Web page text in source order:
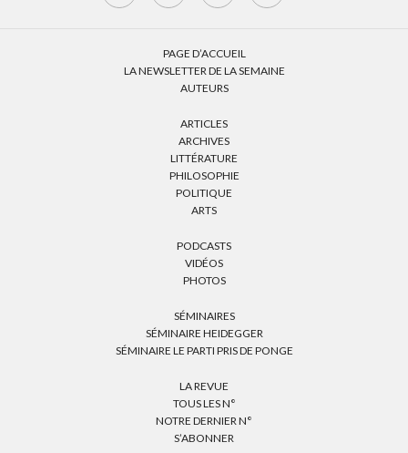
PAGE D’ACCUEIL
LA NEWSLETTER DE LA SEMAINE
AUTEURS
ARTICLES
ARCHIVES
LITTÉRATURE
PHILOSOPHIE
POLITIQUE
ARTS
PODCASTS
VIDÉOS
PHOTOS
SÉMINAIRES
SÉMINAIRE HEIDEGGER
SÉMINAIRE LE PARTI PRIS DE PONGE
LA REVUE
TOUS LES N°
NOTRE DERNIER N°
S’ABONNER